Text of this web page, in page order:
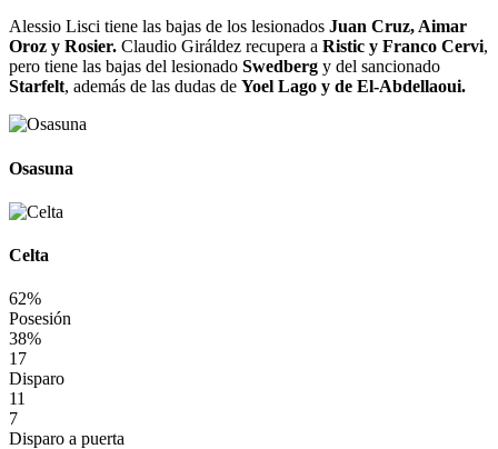
Alessio Lisci tiene las bajas de los lesionados Juan Cruz, Aimar
Oroz y Rosier. Claudio Giráldez recupera a Ristic y Franco Cervi,
pero tiene las bajas del lesionado Swedberg y del sancionado
Starfelt, además de las dudas de Yoel Lago y de El-Abdellaoui.
Osasuna
Celta
62%
Posesión
38%
17
Disparo
11
7
Disparo a puerta